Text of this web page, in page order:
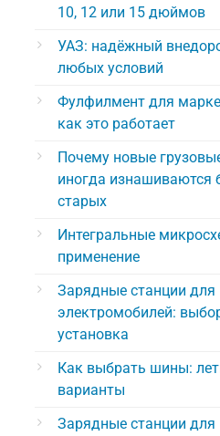
10, 12 или 15 дюймов
УАЗ: надёжный
любых условий
Фулфилмент для
как это работает
Почему новые
иногда изнашиваются
старых
Интегральные
применение
Зарядные станции для
электромобилей:
установка
Как выбрать шины:
варианты
Зарядные станции для